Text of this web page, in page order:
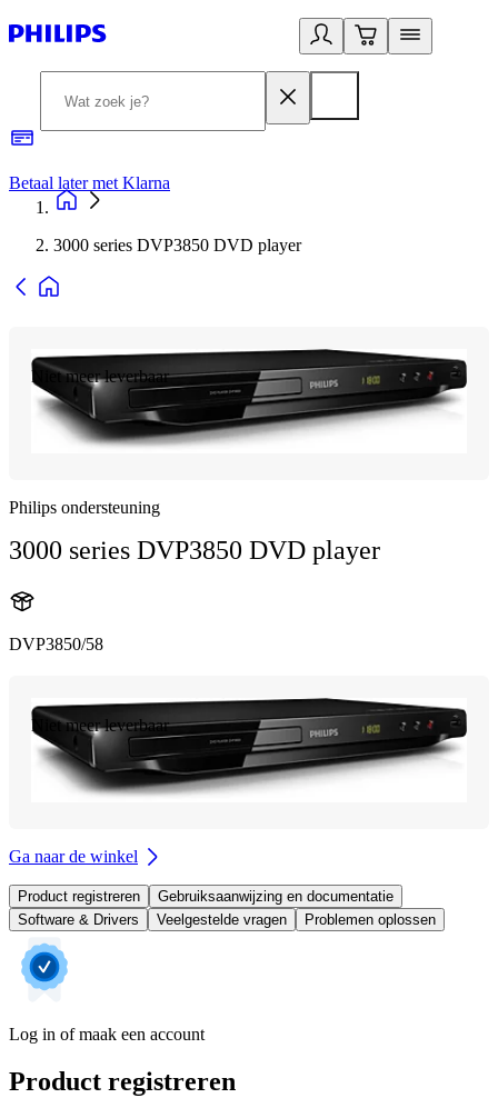
Betaal later met Klarna
3000 series DVP3850 DVD player
Niet meer leverbaar
Philips ondersteuning
3000 series DVP3850 DVD player
DVP3850/58
Niet meer leverbaar
Ga naar de winkel
Product registreren
Gebruiksaanwijzing en documentatie
Software & Drivers
Veelgestelde vragen Problemen oplossen
Log in of maak een account
Product registreren